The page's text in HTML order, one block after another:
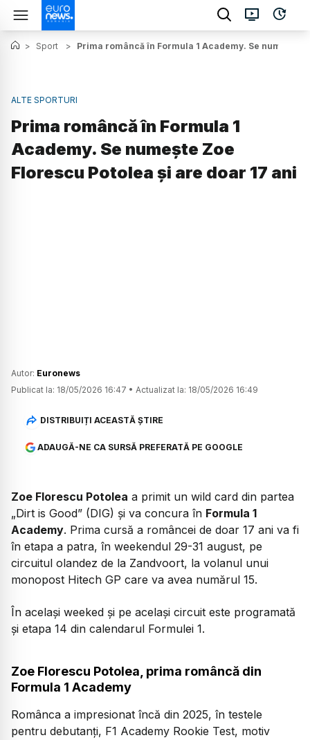
> Sport > Prima româncă în Formula 1 Academy. Se numește
ALTE SPORTURI
Prima româncă în Formula 1
Academy. Se numește Zoe
Florescu Potolea și are doar 17 ani
Autor: Euronews
Publicat la: 18/05/2026 16:47 • Actualizat la: 18/05/2026 16:49
DISTRIBUIȚI ACEASTĂ ȘTIRE
ADAUGĂ-NE CA SURSĂ PREFERATĂ PE GOOGLE
Zoe Florescu Potolea a primit un wild card din partea
„Dirt is Good” (DIG) și va concura în Formula 1
Academy. Prima cursă a româncei de doar 17 ani va fi
în etapa a patra, în weekendul 29-31 august, pe
circuitul olandez de la Zandvoort, la volanul unui
monopost Hitech GP care va avea numărul 15.
În același weeked și pe același circuit este programată
și etapa 14 din calendarul Formulei 1.
Zoe Florescu Potolea, prima româncă din
Formula 1 Academy
Românca a impresionat încă din 2025, în testele
pentru debutanți, F1 Academy Rookie Test, motiv